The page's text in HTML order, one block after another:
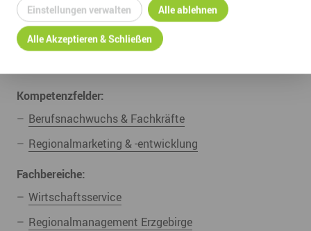
UNSERE ZUGEHÖRIGEN
Angebote & Projekte:
Kompetenzfelder:
Berufsnachwuchs & Fachkräfte
Regionalmarketing & -entwicklung
Fachbereiche:
Wirtschaftsservice
Regionalmanagement Erzgebirge
Einstellungen verwalten Alle ablehnen
Alle Akzeptieren & Schließen